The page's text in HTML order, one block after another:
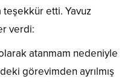
teşekkür etti. Yavuz
verdi:
atanmam nedeniyle
görevimden ayrılmış